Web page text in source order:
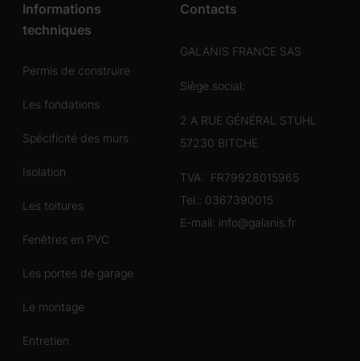
Informations
techniques
Permis de construire
Les fondations
Spécificité des murs
Isolation
Les toitures
Fenêtres en PVC
Les portes de garage
Le montage
Entretien
Contacts
GALANIS FRANCE SAS
Siège social:
2 A RUE GÉNÉRAL STUHL
57230 BITCHE
TVA: FR79928015965
Tel.: 0367390015
E-mail: info@galanis.fr